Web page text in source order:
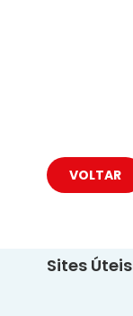
VOLTAR
Sites Úteis